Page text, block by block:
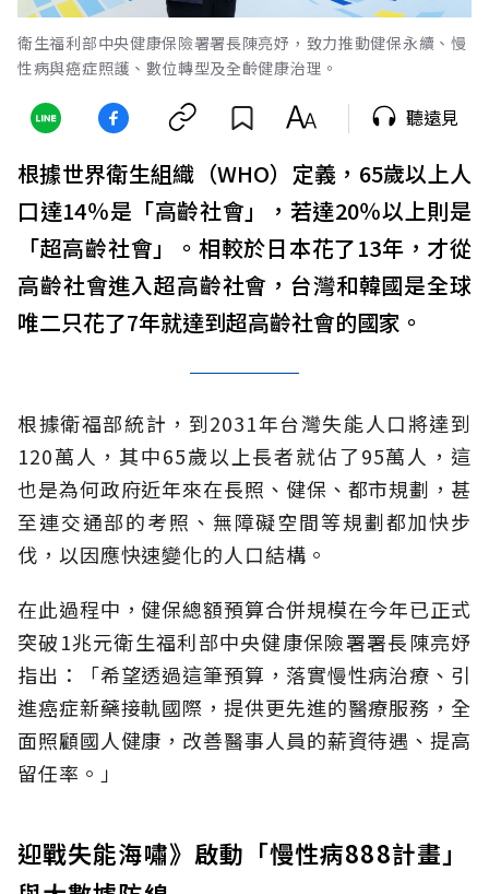
衛生福利部中央健康保險署署長陳亮妤，致力推動健保永續、慢
性病與癌症照護、數位轉型及全齡健康治理。
聽遠見
根據世界衛生組織（WHO）定義，65歲以上人
口達14％是「高齡社會」，若達20％以上則是
「超高齡社會」。相較於日本花了13年，才從
高齡社會進入超高齡社會，台灣和韓國是全球
唯二只花了7年就達到超高齡社會的國家。
根據衛福部統計，到2031年台灣失能人口將達到
120萬人，其中65歲以上長者就佔了95萬人，這
也是為何政府近年來在長照、健保、都市規劃，甚
至連交通部的考照、無障礙空間等規劃都加快步
伐，以因應快速變化的人口結構。
在此過程中，健保總額預算合併規模在今年已正式
突破1兆元衛生福利部中央健康保險署署長陳亮妤
指出：「希望透過這筆預算，落實慢性病治療、引
進癌症新藥接軌國際，提供更先進的醫療服務，全
面照顧國人健康，改善醫事人員的薪資待遇、提高
留任率。」
迎戰失能海嘯》啟動「慢性病888計畫」